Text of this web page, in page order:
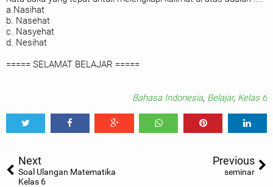
a.Nasihat
b. Nasehat
c. Nasyehat
d. Nesihat
===== SELAMAT BELAJAR =====
Bahasa Indonesia, Belajar, Kelas 6
Next
Soal Ulangan Matematika
Kelas 6
Previous
seminar